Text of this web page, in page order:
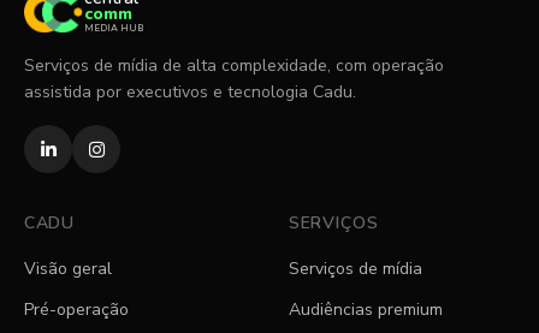
comm
MEDIA HUB
Serviços de mídia de alta complexidade, com operação
assistida por executivos e tecnologia Cadu.
CADU
Visão geral
Pré-operação
SERVIÇOS
Serviços de mídia
Audiências premium